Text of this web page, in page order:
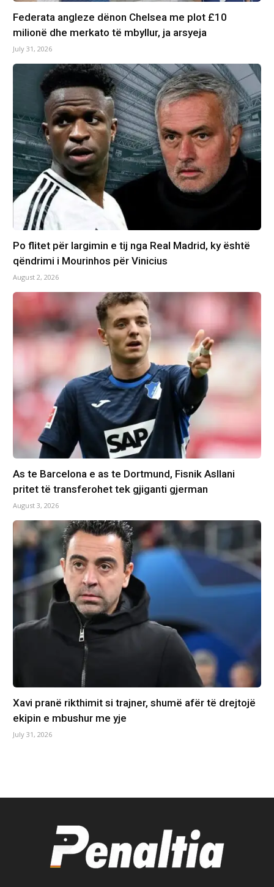
Federata angleze dënon Chelsea me plot £10
milionë dhe merkato të mbyllur, ja arsyeja
July 31, 2026
Po flitet për largimin e tij nga Real Madrid, ky është
qëndrimi i Mourinhos për Vinicius
August 2, 2026
As te Barcelona e as te Dortmund, Fisnik Asllani
pritet të transferohet tek gjiganti gjerman
August 3, 2026
Xavi pranë rikthimit si trajner, shumë afër të drejtojë
ekipin e mbushur me yje
July 31, 2026